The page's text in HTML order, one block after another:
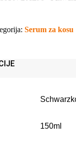
Serum za kosu
150ml